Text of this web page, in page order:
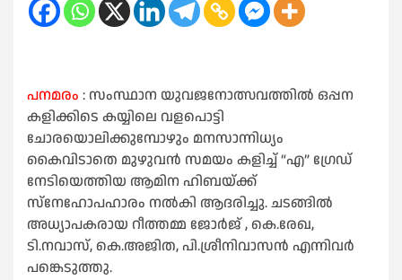
പനമരം : സംസ്ഥാന യുവജനോത്സവത്തിൽ ഒപ്പന
കളിക്കിടെ കയ്യിലെ വളപൊട്ടി
ചോരയൊലിക്കുമ്പോഴും മനസാന്നിധ്യം
കൈവിടാതെ മുഴുവൻ സമയം കളിച്ച് “എ” ഗ്രേഡ്
നേടിയെത്തിയ ആമിന ഹിബയ്ക്ക്
സ്നേഹോപഹാരം നൽകി ആദരിച്ചു. ചടങ്ങിൽ
അധ്യാപകരായ റീത്തമ്മ ജോർജ് , കെ.രേഖ,
ടി.നവാസ്, കെ.അജിത, പി.ശ്രീനിവാസൻ എന്നിവർ
പങ്കെടുത്തു.